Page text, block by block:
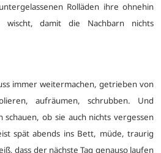
Rolläden ihre ohnehin
wischt, damit die Nachbarn nichts
immer weitermachen, getrieben von
aufräumen, schrubben. Und
schauen, ob sie auch nichts vergessen
spät abends ins Bett, müde, traurig
dass der nächste Tag genauso laufen